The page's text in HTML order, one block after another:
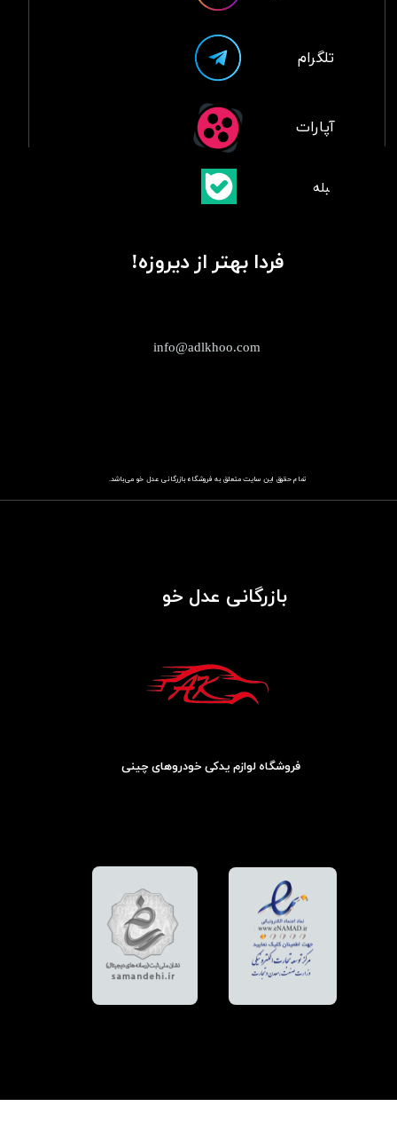
تمام حقوق این سایت متعلق به فروشگاهباز​​​​​​​رگانی عدل خو می‌باشد.
info@adlkhoo.com
بازرگانی عدل خو
فردا بهتر از دیروزه!
فروشگاه لوازم یدکی خودروهای چینی
آپارات
تلگرام
​بلبله​​​​​​​بله